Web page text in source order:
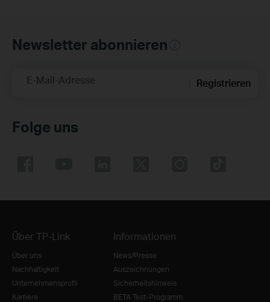
Newsletter abonnieren
E-Mail-Adresse Registrieren
Folge uns
Über TP-Link
Über uns
Nachhaltigkeit
Unternehmensprofil
Karriere
Informationen
News/Presse
Auszeichnungen
Sicherheitshinweis
BETA Test-Programm